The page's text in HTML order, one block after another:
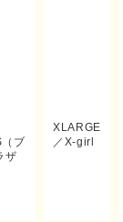
ブ
ザ
XLARGE
／X-girl